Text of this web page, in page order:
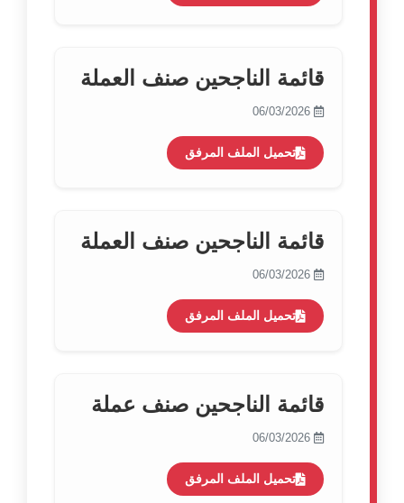
قائمة الناجحين صنف العملة
تحميل الملف المرفق
قائمة الناجحين صنف العملة
تحميل الملف المرفق
قائمة الناجحين صنف عملة
تحميل الملف المرفق